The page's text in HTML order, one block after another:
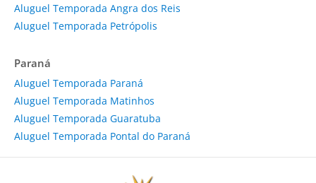
Aluguel Temporada Angra dos Reis
Aluguel Temporada Petrópolis
Paraná
Aluguel Temporada Paraná
Aluguel Temporada Matinhos
Aluguel Temporada Guaratuba
Aluguel Temporada Pontal do Paraná